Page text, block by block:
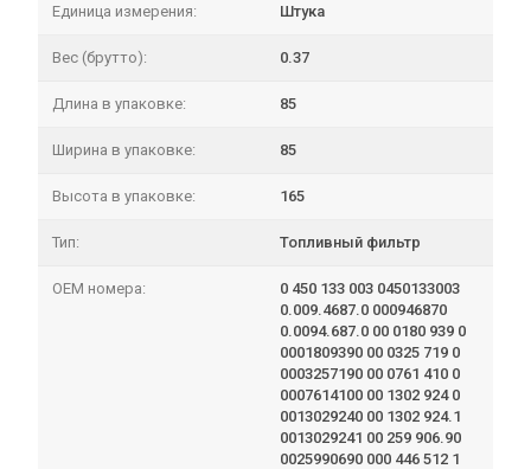
Единица измерения: Штука
Вес (брутто): 0.37
Длина в упаковке: 85
Ширина в упаковке: 85
Высота в упаковке: 165
Тип: Топливный фильтр
OEM номера:
0 450 133 003 0450133003
0.009.4687.0 000946870
0.0094.687.0 00 0180 939 0
0001809390 00 0325 719 0
0003257190 00 0761 410 0
0007614100 00 1302 924 0
0013029240 00 1302 924.1
0013029241 00 259 906.90
0025990690 000 446 512 1